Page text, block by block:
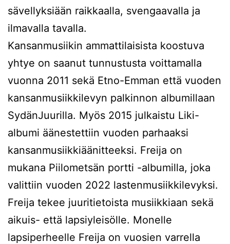
sävellyksiään raikkaalla, svengaavalla ja
ilmavalla tavalla.
Kansanmusiikin ammattilaisista koostuva
yhtye on saanut tunnustusta voittamalla
vuonna 2011 sekä Etno-Emman että vuoden
kansanmusiikkilevyn palkinnon albumillaan
SydänJuurilla. Myös 2015 julkaistu Liki-
albumi äänestettiin vuoden parhaaksi
kansanmusiikkiäänitteeksi. Freija on
mukana Piilometsän portti -albumilla, joka
valittiin vuoden 2022 lastenmusiikkilevyksi.
Freija tekee juuritietoista musiikkiaan sekä
aikuis- että lapsiyleisölle. Monelle
lapsiperheelle Freija on vuosien varrella